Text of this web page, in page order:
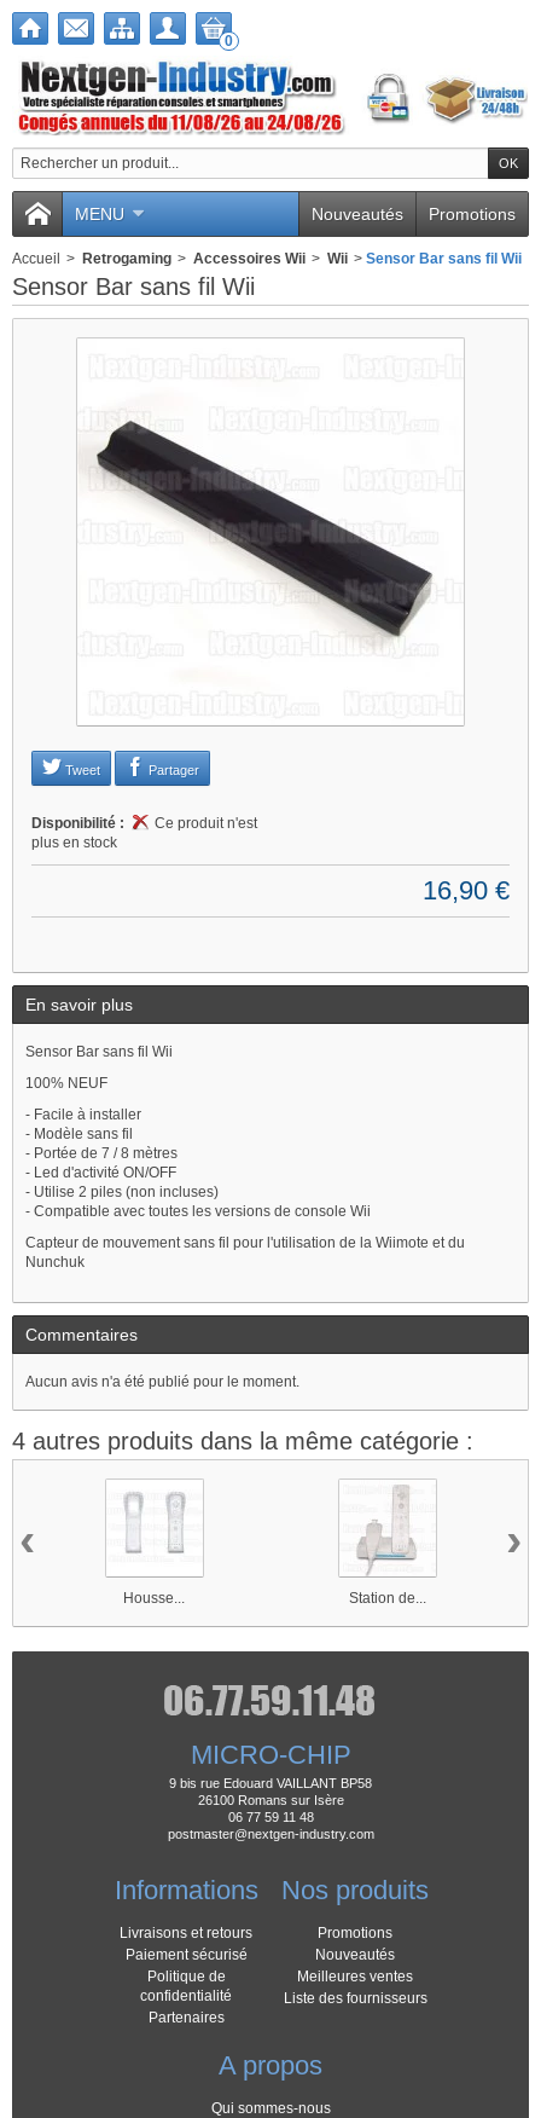
0
MENU Promotions
Nouveautés
Accueil > Retrogaming > Accessoires Wii > Wii > Sensor Bar sans fil Wii
Sensor Bar sans fil Wii
Tweet Partager
Disponibilité :
Ce produit n'est
plus en stock
16,90 €
En savoir plus
Sensor Bar sans fil Wii
100% NEUF
- Facile à installer
- Modèle sans fil
- Portée de 7 / 8 mètres
- Led d'activité ON/OFF
- Utilise 2 piles (non incluses)
- Compatible avec toutes les versions de console Wii
Capteur de mouvement sans fil pour l'utilisation de la Wiimote et du
Nunchuk
Commentaires
Aucun avis n'a été publié pour le moment.
4 autres produits dans la même catégorie :
Housse... Station de...
‹ ›
MICRO-CHIP
9 bis rue Edouard VAILLANT BP58
26100 Romans sur Isère
06 77 59 11 48
postmaster@nextgen-industry.com
Informations
Livraisons et retours
Paiement sécurisé
Politique de
confidentialité
Partenaires
Nos produits
Promotions
Nouveautés
Meilleures ventes
Liste des fournisseurs
A propos
Qui sommes-nous